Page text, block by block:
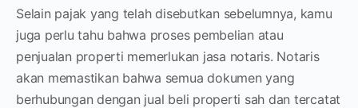
Selain pajak yang telah disebutkan sebelumnya, kamu
juga perlu tahu bahwa proses pembelian atau
penjualan properti memerlukan jasa notaris. Notaris
akan memastikan bahwa semua dokumen yang
berhubungan dengan jual beli properti sah dan tercatat